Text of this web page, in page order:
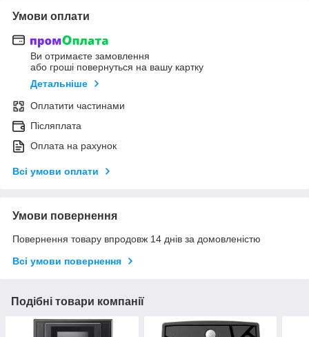
Умови оплати
Ви отримаєте замовлення
або гроші повернуться на вашу картку
Детальніше
Оплатити частинами
Післяплата
Оплата на рахунок
Всі умови оплати
Умови повернення
Повернення товару впродовж 14 днів за домовленістю
Всі умови повернення
Подібні товари компанії